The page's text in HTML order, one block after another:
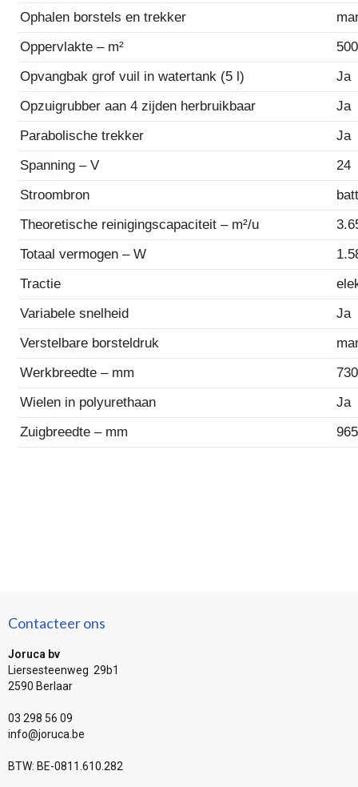
Ophalen borstels en trekker
Oppervlakte – m²
Opvangbak grof vuil in watertank (5 l)
Ja
Opzuigrubber aan 4 zijden herbruikbaar
Ja
Parabolische trekker
Ja
Spanning – V
24
Stroombron
Theoretische reinigingscapaciteit – m²/u
Totaal vermogen – W
Tractie
Variabele snelheid
Ja
Verstelbare borsteldruk
Werkbreedte – mm
730
Wielen in polyurethaan
Ja
Zuigbreedte – mm
965
Contacteer ons
Joruca bv
Liersesteenweg 29b1
2590 Berlaar
03 298 56 09
info@joruca.be
BTW: BE-0811.610.282